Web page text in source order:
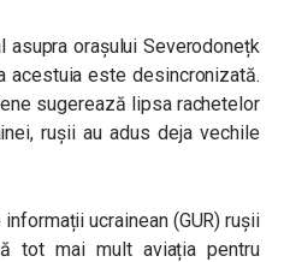
asupra orașului Severodonețk
acestuia este desincronizată.
sugerează lipsa rachetelor
rușii au adus deja vechile
ucrainean (GUR) rușii
tot mai mult aviația pentru